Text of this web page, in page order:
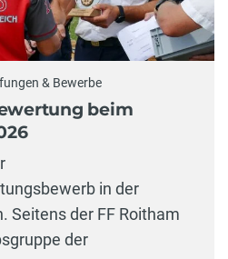
& Bewerbe
beim
in der
Seitens der FF Roitham
der